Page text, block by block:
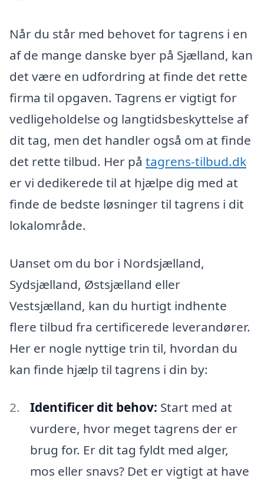
Når du står med behovet for tagrens i en
af de mange danske byer på Sjælland, kan
det være en udfordring at finde det rette
firma til opgaven. Tagrens er vigtigt for
vedligeholdelse og langtidsbeskyttelse af
dit tag, men det handler også om at finde
det rette tilbud. Her på tagrens-tilbud.dk
er vi dedikerede til at hjælpe dig med at
finde de bedste løsninger til tagrens i dit
lokalområde.
Uanset om du bor i Nordsjælland,
Sydsjælland, Østsjælland eller
Vestsjælland, kan du hurtigt indhente
flere tilbud fra certificerede leverandører.
Her er nogle nyttige trin til, hvordan du
kan finde hjælp til tagrens i din by:
Identificer dit behov: Start med at
vurdere, hvor meget tagrens der er
brug for. Er dit tag fyldt med alger,
mos eller snavs? Det er vigtigt at have